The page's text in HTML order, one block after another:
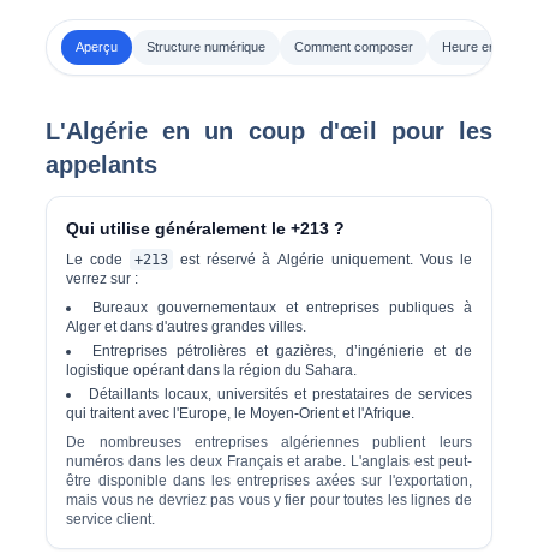
Aperçu Structure numérique Comment composer Heure en Algérie
L'Algérie en un coup d'œil pour les
appelants
Qui utilise généralement le +213 ?
Le code +213 est réservé àAlgérie uniquement. Vous le
verrez sur :
Bureaux gouvernementaux et entreprises publiques à
Alger et dans d'autres grandes villes.
Entreprises pétrolières et gazières, d’ingénierie et de
logistique opérant dans la région du Sahara.
Détaillants locaux, universités et prestataires de services
qui traitent avec l'Europe, le Moyen-Orient et l'Afrique.
De nombreuses entreprises algériennes publient leurs
numéros dans les deux Françaisetarabe. L'anglais est peut-
être disponible dans les entreprises axées sur l'exportation,
mais vous ne devriez pas vous y fier pour toutes les lignes de
service client.